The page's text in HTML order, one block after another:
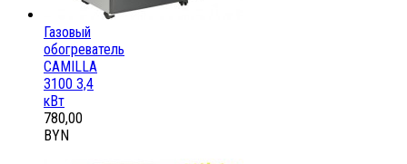
Газовый
обогреватель
CAMILLA
3100 3,4
кВт
780,00
BYN